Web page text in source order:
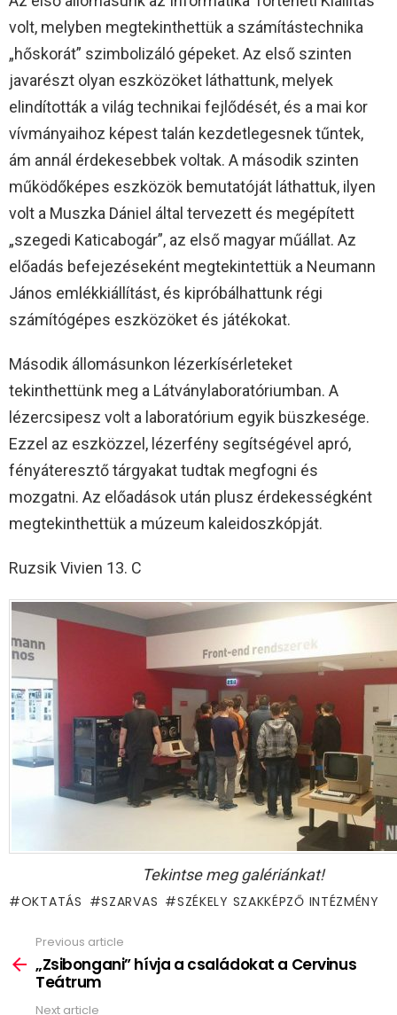
volt, melyben megtekinthettük a számítástechnika
„hőskorát” szimbolizáló gépeket. Az első szinten
javarészt olyan eszközöket láthattunk, melyek
elindították a világ technikai fejlődését, és a mai kor
vívmányaihoz képest talán kezdetlegesnek tűntek,
ám annál érdekesebbek voltak. A második szinten
működőképes eszközök bemutatóját láthattuk, ilyen
volt a Muszka Dániel által tervezett és megépített
„szegedi Katicabogár”, az első magyar műállat. Az
előadás befejezéseként megtekintettük a Neumann
János emlékkiállítást, és kipróbálhattunk régi
számítógépes eszközöket és játékokat.
Második állomásunkon lézerkísérleteket
tekinthettünk meg a Látványlaboratóriumban. A
lézercsipesz volt a laboratórium egyik büszkesége.
Ezzel az eszközzel, lézerfény segítségével apró,
fényáteresztő tárgyakat tudtak megfogni és
mozgatni. Az előadások után plusz érdekességként
megtekinthettük a múzeum kaleidoszkópját.
Ruzsik Vivien 13. C
Tekintse meg galériánkat!
OKTATÁS SZARVAS SZÉKELY SZAKKÉPZŐ INTÉZMÉNY
more
Previous article
„Zsibongani” hívja a családokat a Cervinus
Teátrum
Next article